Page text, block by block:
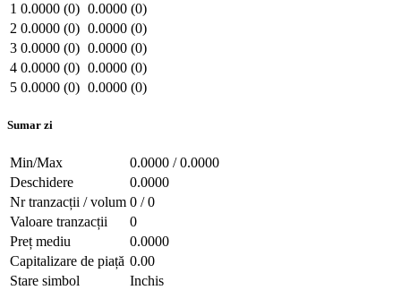
1 0.0000 (0) 0.0000 (0)
2 0.0000 (0) 0.0000 (0)
3 0.0000 (0) 0.0000 (0)
4 0.0000 (0) 0.0000 (0)
5 0.0000 (0) 0.0000 (0)
Sumar zi
Min/Max
0.0000 / 0.0000
Deschidere
0.0000
Nr tranzacții / volum 0 / 0
Valoare tranzacții
0
Preț mediu
0.0000
Capitalizare de piață 0.00
Stare simbol
Inchis